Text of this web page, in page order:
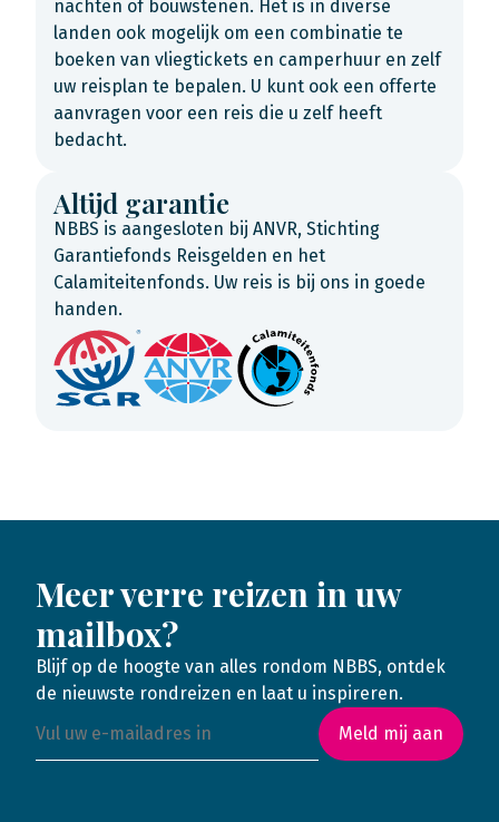
nachten of bouwstenen. Het is in diverse
landen ook mogelijk om een combinatie te
boeken van vliegtickets en camperhuur en zelf
uw reisplan te bepalen. U kunt ook een offerte
aanvragen voor een reis die u zelf heeft
bedacht.
Altijd garantie
NBBS is aangesloten bij ANVR, Stichting
Garantiefonds Reisgelden en het
Calamiteitenfonds. Uw reis is bij ons in goede
handen.
Meer verre reizen in uw
mailbox?
Blijf op de hoogte van alles rondom NBBS, ontdek
de nieuwste rondreizen en laat u inspireren.
Meld mij aan